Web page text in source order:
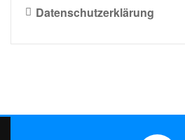
Datenschutzerklärung